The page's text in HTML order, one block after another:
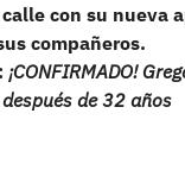
con su nueva
compañeros.
¡CONFIRMADO!
de 32 años